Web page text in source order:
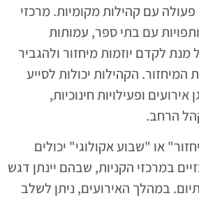
עם קהילות מקומיות. מרכזי
עם בתי ספר, עמותות
מנת לקדם יוזמות מיחזור ולהגביר
הקהילות יכולות לסייע
ופעילויות חינוכיות,
הרחב.
או "שבוע אקולוגי" יכולים
במרכזי הקניות, שבהם יינתן דגש
במהלך האירועים, ניתן לשלב